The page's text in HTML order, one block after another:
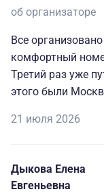
об организаторе
Все организовано отлично. Хороший отель,
комфортный
Третий раз уже
этого были
экскурсоводы
Спасибо.
21 июля 2026
Дыкова Елена
Евгеньевна